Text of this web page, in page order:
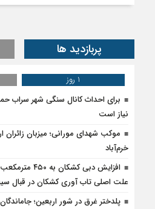
پربازدید ها
1 روز
نیاز است
موکب شهدای مورانی؛ میزبان زائران
خرم‌آباد
افزایش دبی
علت اصلی تاب آوری کشکان در قبال
پلدختر غرق در شور اربعین؛